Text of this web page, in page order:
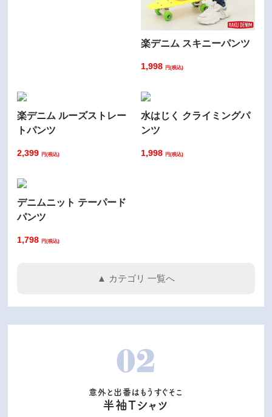
楽デニム スキニーパンツ
1,998 円(税込)
楽デニム ルーズストレー
トパンツ
2,399円(税込)
水はじく クライミングパ
ンツ
1,998 円(税込)
デニムニット テーパード
パンツ
1,798円(税込)
▲ カテゴリ 一覧へ
02
意外と出番はもうすぐそこ
半袖Tシャツ